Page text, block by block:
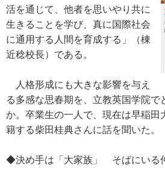
活を通じて、他者を思いやり共に
生きることを学び、真に国際社会
に通用する人間を育成する」（棟
近稔校長）である。
人格形成にも大きな影響を与え
る多感な思春期を、立教英国学院で
か。卒業生の一人で、現在は早稲田
籍する柴田桂典さんに話を聞いた。
◆決め手は「大家族」 そばにいる